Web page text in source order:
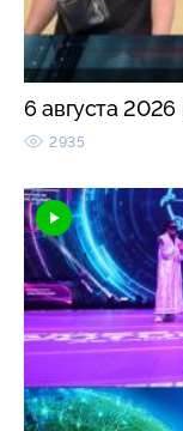
6 августа 2026
2935